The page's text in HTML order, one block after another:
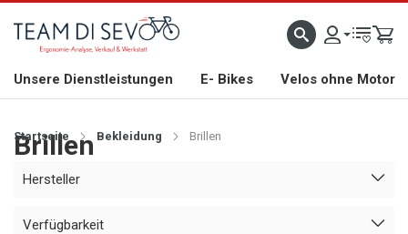
WILLKOMMEN GROSSE AUSWAHL AN RENNRÄDERN, GRAVEL, E-BIKES UND
Unsere Dienstleistungen E- Bikes Velos ohne Motor
Startseite Bekleidung Brillen
Brillen
Hersteller
Verfügbarkeit